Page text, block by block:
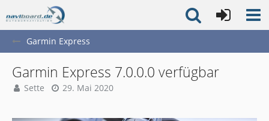
Garmin Express
Garmin Express 7.0.0.0 verfügbar
Sette 29. Mai 2020